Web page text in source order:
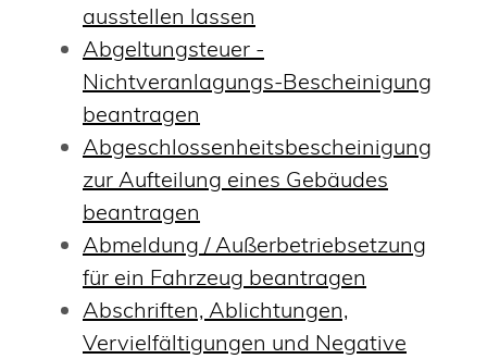
ausstellen lassen
Abgeltungsteuer -
Nichtveranlagungs-Bescheinigung
beantragen
Abgeschlossenheitsbescheinigung
zur Aufteilung eines Gebäudes
beantragen
Abmeldung / Außerbetriebsetzung
für ein Fahrzeug beantragen
Abschriften, Ablichtungen,
Vervielfältigungen und Negative